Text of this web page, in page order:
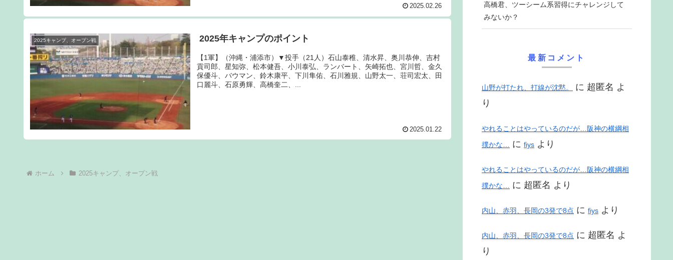
2025.02.26
2025キャンプ、オープン戦 2025年キャンプのポイント
【1軍】（沖縄・浦添市）▼投手（21人）石山泰稚、清水昇、奥川恭伸、吉村
貢司郎、星知弥、松本健吾、小川泰弘、ランバート、矢崎拓也、宮川哲、金久
保優斗、バウマン、鈴木康平、下川隼佑、石川雅規、山野太一、荘司宏太、田
口麗斗、石原勇輝、高橋奎二、...
2025.01.22
ホーム 2025キャンプ、オープン戦
高橋君、ツーシーム系習得にチャレンジして
みないか？
最新コメント
山野が打たれ、打線が沈黙。 に 超匿名 よ
り
やれることはやっているのだが…阪神の横綱相
撲かな… に fiys より
やれることはやっているのだが…阪神の横綱相
撲かな… に 超匿名 より
内山、赤羽、長岡の3発で8点 に fiys より
内山、赤羽、長岡の3発で8点 に 超匿名 よ
り